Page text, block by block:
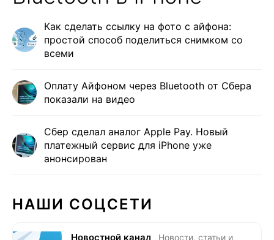
Как сделать ссылку на фото с айфона:
простой способ поделиться снимком со
всеми
Оплату Айфоном через Bluetooth от Сбера
показали на видео
Сбер сделал аналог Apple Pay. Новый
платежный сервис для iPhone уже
анонсирован
НАШИ СОЦСЕТИ
Новостной канал
Новости, статьи и